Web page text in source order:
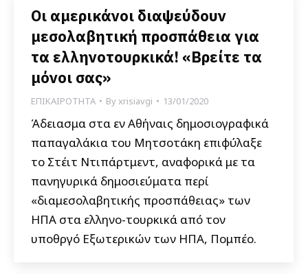
Οι αμερικάνοι διαψεύδουν
μεσολαβητική προσπάθεια για
τα ελληνοτουρκικά! «Βρείτε τα
μόνοι σας»
ΕΠΙΚΑΙΡΟΤΗΤΑ Byxrisiavgi 13/01/2020
Άδειασμα στα εν Αθήναις δημοσιογραφικά
παπαγαλάκια του Μητσοτάκη επιφύλαξε
το Στέιτ Ντιπάρτμεντ, αναφορικά με τα
πανηγυρικά δημοσιεύματα περί
«διαμεσολαβητικής προσπάθειας» των
ΗΠΑ στα ελληνο-τουρκικά από τον
υποθργό Εξωτερικών των ΗΠΑ, Πομπέο.